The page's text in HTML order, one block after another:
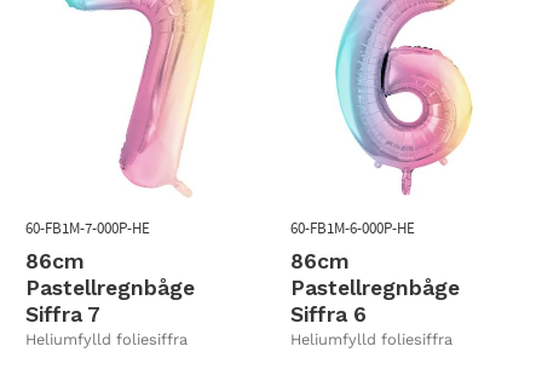
86cm
Pastellregnbåge
Siffra 7
Heliumfylld foliesiffra
60-FB1M-7-000P-HE
86cm
Pastellregnbåge
Siffra 6
Heliumfylld foliesiffra
60-FB1M-6-000P-HE